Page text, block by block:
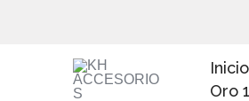
Inicio
Oro